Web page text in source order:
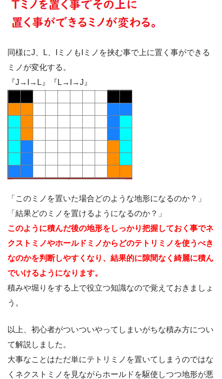
同様にJ、L、IミノもIミノを挟む事で上に置く事ができる
ミノが変化する。
『J→I→L』『L→I→J』
「このミノを置いた場合どのような地形になるのか？」
「結果どのミノを置けるようになるのか？」
このように積んだ後の地形をしっかり把握しておく事でネ
クストミノやホールドミノからどのテトリミノを使うべき
なのかを判断しやすくなり、結果的に隙間なく綺麗に積ん
でいけるようになります。
積みや堀りをする上で役立つ知識なので覚えておきましょ
う。
以上、初心者がついついやってしまいがちな積み方につい
て解説しました。
大事なことはただ単にテトリミノを置いてしまうのではな
くネクストミノを見ながらホールドを駆使しつつ地形が悪